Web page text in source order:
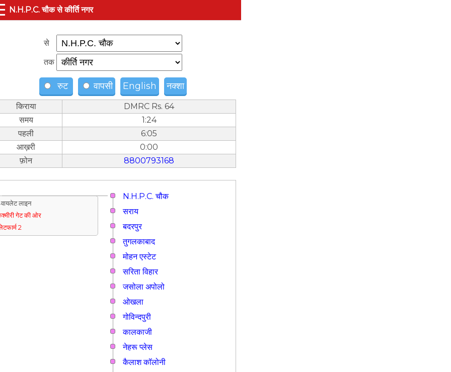
N.H.P.C. चौक से कीर्ति नगर
से
तक
रुट वापसी English नक्शा
किराया
DMRC Rs. 64
समय
1:24
पहली
6:05
आख़री
0:00
फ़ोन
8800793168
N.H.P.C. चौक
लाइन
गेट की ओर
2
सराय
बदरपुर
तुगलकाबाद
मोहन एस्टेट
सरिता विहार
जसोला अपोलो
ओखला
गोविन्दपुरी
कालकाजी
नेहरू प्लेस
कैलाश कॉलोनी